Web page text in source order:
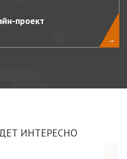
проект
→
ИНТЕРЕСНО